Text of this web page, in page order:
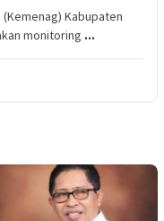
(Kemenag) Kabupaten
monitoring ...